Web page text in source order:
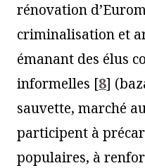
rénovation
criminalisation et
émanant des élus
informelles [8]
sauvette, marché
participent à
populaires, à